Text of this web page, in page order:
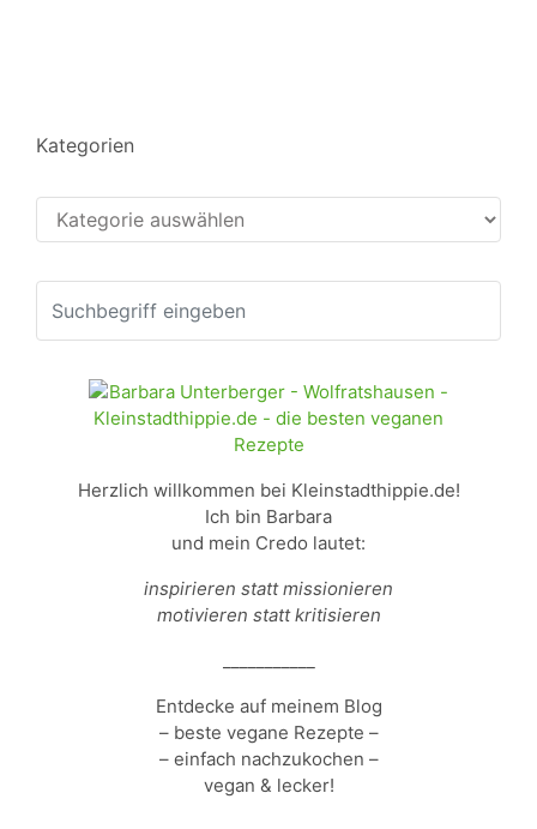
Kategorien
Kategorien
Herzlich willkommen bei Kleinstadthippie.de!
Ich bin Barbara
und mein Credo lautet:
inspirieren statt missionieren
motivieren statt kritisieren
Entdecke auf meinem Blog
– beste vegane Rezepte –
– einfach nachzukochen –
vegan & lecker!